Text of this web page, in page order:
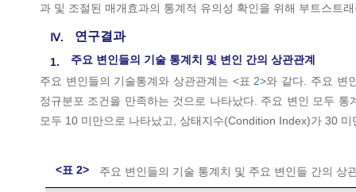
과 및 조절된 매개효과의 통계적 유의성 확인을 위해 부트스트
Ⅳ. 연구결과
1.
주요 변인들의 기술 통계치 및 변인 간의 상관관계
주요 변인들의 기술통계와 상관관계는 <표2>와 같다. 주요 변
정규분포 조건을 만족하는 것으로 나타났다. 주요 변인 모두
모두 10 미만으로 나타났고, 상태지수(Condition Index)가 30
<표 2> 주요 변인들의 기술 통계치 및 주요 변인들 간의 상